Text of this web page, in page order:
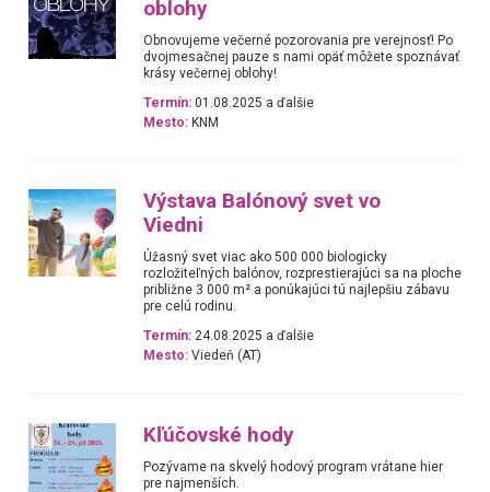
oblohy
Obnovujeme večerné pozorovania pre verejnosť! Po
dvojmesačnej pauze s nami opäť môžete spoznávať
krásy večernej oblohy!
Termín: 01.08.2025 a ďalšie
Mesto: KNM
Výstava Balónový svet vo
Viedni
Úžasný svet viac ako 500 000 biologicky
rozložiteľných balónov, rozprestierajúci sa na ploche
približne 3 000 m² a ponúkajúci tú najlepšiu zábavu
pre celú rodinu.
Termín: 24.08.2025 a ďalšie
Mesto: Viedeň (AT)
Kľúčovské hody
Pozývame na skvelý hodový program vrátane hier
pre najmenších.